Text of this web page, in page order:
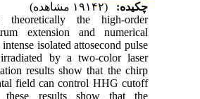
چکیده:
theoretically the high-order
extension and numerical
intense isolated attosecond pulse
by a two-color laser
results show that the chirp
field can control HHG cutoff
these results show that the